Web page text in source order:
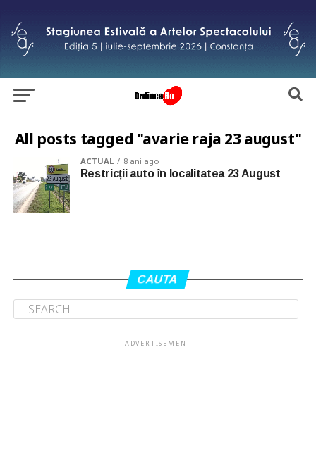
All posts tagged "avarie raja 23 august"
ACTUAL 8 ani ago
Restricții auto în localitatea 23 August
CAUTA
ADVERTISEMENT